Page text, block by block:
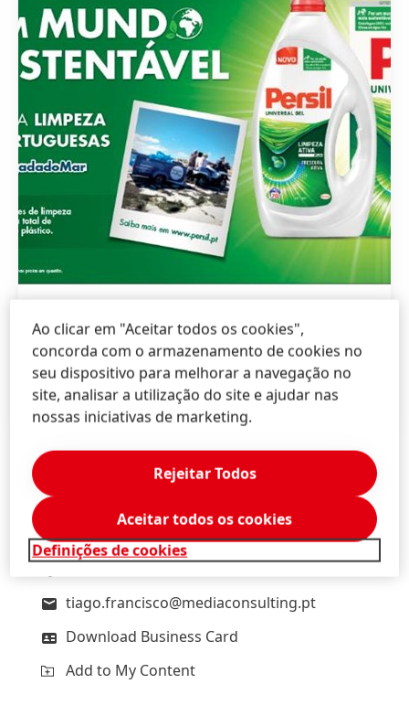
High
Low
Add to My Content
Tiago
Media Consulting
218 923 250 - 916 613 952
tiago.francisco@mediaconsulting.pt
Download Business Card
Add to My Content
Ao clicar em "Aceitar todos os cookies",
concorda com o armazenamento de cookies no
seu dispositivo para melhorar a navegação no
site, analisar a utilização do site e ajudar nas
nossas iniciativas de marketing.
Definições de cookies
Rejeitar Todos
Aceitar todos os cookies